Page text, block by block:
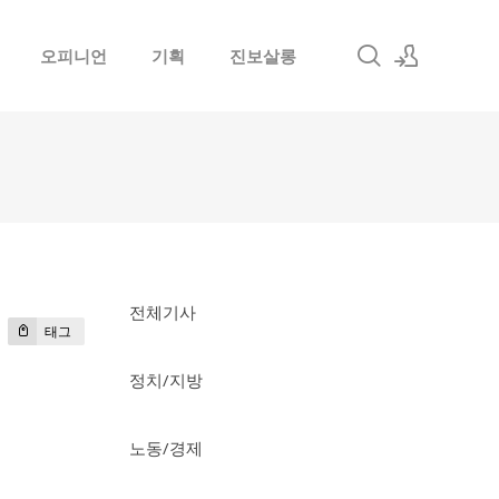
오피니언 기획 진보살롱
전체기사
정치/지방
노동/경제
태그